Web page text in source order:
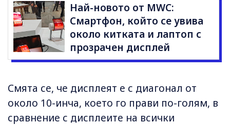
Най-новото от MWC:
Смартфон, който се увива
около китката и лаптоп с
прозрачен дисплей
Смята се, че дисплеят е с диагонал от
около 10-инча, което го прави по-голям, в
сравнение с дисплеите на всички